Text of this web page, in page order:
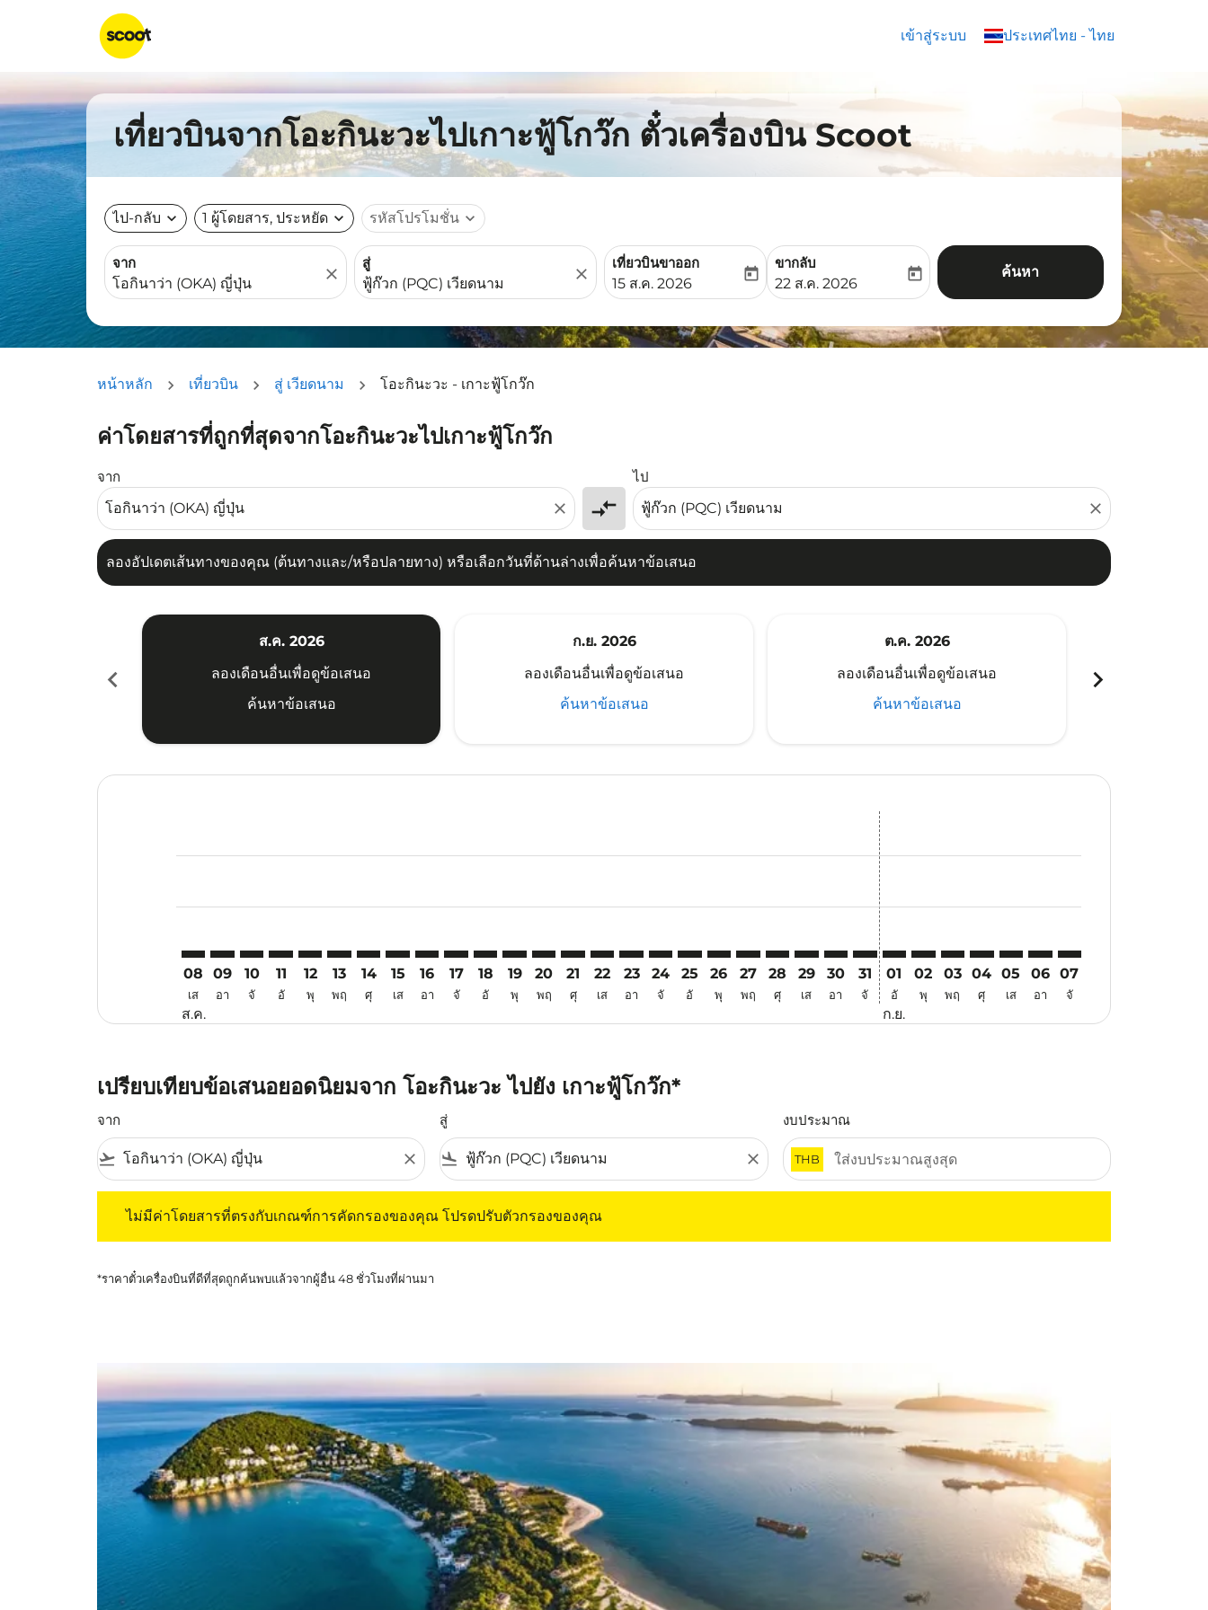
เข้าสู่ระบบ ประเทศไทย - ไทย
keyboard_arrow_down
เที่ยวบินจากโอะกินะวะไปเกาะฟู้โกว๊ก ตั๋วเครื่องบิน Scoot
ไป-กลับ expand_more 1 ผู้โดยสาร, ประหยัด expand_more รหัสโปรโมชั่น expand_more
จาก
close
สู่
close
เที่ยวบินขาออก
fc-booking-departure-date-aria-label
15 ส.ค. 2026
today
ขากลับ
fc-booking-return-date-aria-label
22 ส.ค. 2026
today ค้นหา
หน้าหลัก เที่ยวบิน สู่ เวียดนาม โอะกินะวะ - เกาะฟู้โกว๊ก
ค่าโดยสารที่ถูกที่สุดจากโอะกินะวะไปเกาะฟู้โกว๊ก
จาก
close compare_arrows
ไป
close
ลองอัปเดตเส้นทางของคุณ (ต้นทางและ/หรือปลายทาง) หรือเลือกวันที่ด้านล่างเพื่อค้นหาข้อเสนอ
ลองอัปเดตเส้นทางของคุณ (ต้นทางและ/หรือปลายทาง) หรือเลือกวันที่ด้านล่างเพื่อค้นหาข้อเสนอ
chevron_left
ส.ค. 2026
ลองเดือนอื่นเพื่อดูข้อเสนอ
ค้นหาข้อเสนอ
ก.ย. 2026
ลองเดือนอื่นเพื่อดูข้อเสนอ
ค้นหาข้อเสนอ
ต.ค. 2026
ลองเดือนอื่นเพื่อดูข้อเสนอ
ค้นหาข้อเสนอ
chevron_right
08
เส
ส.ค.
09
อา
10
จั
11
อั
12
พุ
13
พฤ
14
ศุ
15
เส
16
อา
17
จั
18
อั
19
พุ
OKA–PQC: cmp-view-offers-disclaimer. ค้นหาข้อเสนอ
20
พฤ
OKA–PQC: cmp-view-offers-disclaimer. ค้นหาข้อเสนอ
21
ศุ
OKA–PQC: cmp-view-offers-disclaimer. ค้นหาข้อเสนอ
22
เส
OKA–PQC: cmp-view-offers-disclaimer. ค้นหาข้อเสนอ
23
อา
OKA–PQC: cmp-view-offers-disclaimer. ค้นหาข้อเสนอ
24
จั
OKA–PQC: cmp-view-offers-disclaimer. ค้นหาข้อเสนอ
25
อั
OKA–PQC: cmp-view-offers-disclaimer. ค้นหาข้อเสนอ
26
พุ
OKA–PQC: cmp-view-offers-disclaimer. ค้นหาข้อเสนอ
27
พฤ
OKA–PQC: cmp-view-offers-disclaimer. ค้นหาข้อเสนอ
28
ศุ
OKA–PQC: cmp-view-offers-disclaimer. ค้นหาข้อเสนอ
29
เส
OKA–PQC: cmp-view-offers-disclaimer. ค้นหาข้อเสนอ
30
อา
OKA–PQC: cmp-view-offers-disclaimer. ค้นหาข้อเสนอ
31
จั
01
อั
ก.ย.
02
พุ
03
พฤ
04
ศุ
05
เส
06
อา
07
จั
เปรียบเทียบข้อเสนอยอดนิยมจาก โอะกินะวะ ไปยัง เกาะฟู้โกว๊ก*
จาก
flight_takeoff close
สู่
flight_land close
งบประมาณ
THB
ไม่มีค่าโดยสารที่ตรงกับเกณฑ์การคัดกรองของคุณ โปรดปรับตัวกรองของคุณ
*ราคาตั๋วเครื่องบินที่ดีที่สุดถูกค้นพบแล้วจากผู้อื่น 48 ชั่วโมงที่ผ่านมา